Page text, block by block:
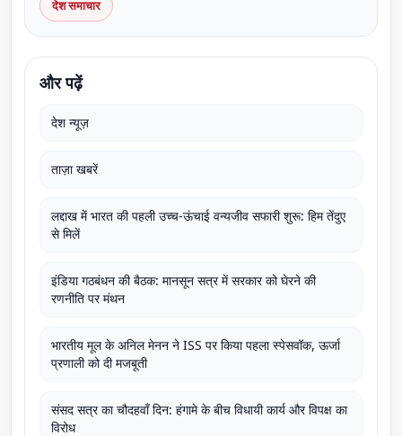
देश समाचार
और पढ़ें
देश न्यूज़
ताज़ा खबरें
लद्दाख में भारत की पहली उच्च-ऊंचाई वन्यजीव सफारी शुरू: हिम तेंदुए
से मिलें
इंडिया गठबंधन की बैठक: मानसून सत्र में सरकार को घेरने की
रणनीति पर मंथन
भारतीय मूल के अनिल मेनन ने ISS पर किया पहला स्पेसवॉक, ऊर्जा
प्रणाली को दी मजबूती
संसद सत्र का चौदहवाँ दिन: हंगामे के बीच विधायी कार्य और विपक्ष का
विरोध